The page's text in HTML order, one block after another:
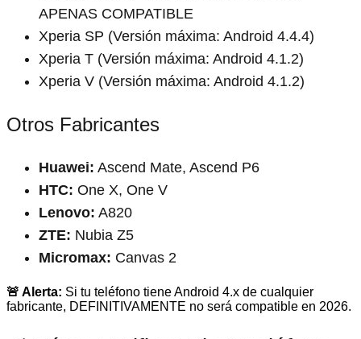
APENAS COMPATIBLE
Xperia SP (Versión máxima: Android 4.4.4)
Xperia T (Versión máxima: Android 4.1.2)
Xperia V (Versión máxima: Android 4.1.2)
Otros Fabricantes
Huawei: Ascend Mate, Ascend P6
HTC: One X, One V
Lenovo: A820
ZTE: Nubia Z5
Micromax: Canvas 2
🚨 Alerta: Si tu teléfono tiene Android 4.x de cualquier
fabricante, DEFINITIVAMENTE no será compatible en 2026.